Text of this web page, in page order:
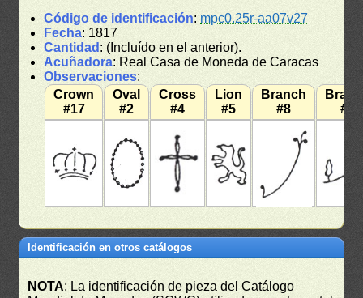
Código de identificación: mpc0.25r-aa07v27
Fecha: 1817
Cantidad : (Incluído en el anterior).
Acuñadora: Real Casa de Moneda de Caracas
Observaciones:
Crown
#17
Oval
#2
Cross
#4
Lion
#5
Branch
#8
#7
Identificación en otros catálogos
NOTA: La identificación de pieza del Catálogo